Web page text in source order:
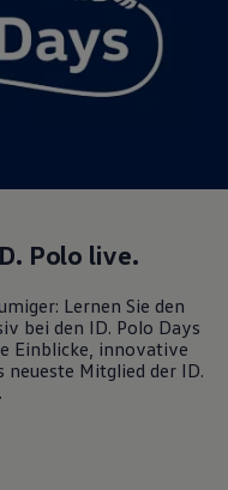
Polo live.
Lernen Sie den
bei den ID. Polo Days
Einblicke, innovative
neueste Mitglied der ID.